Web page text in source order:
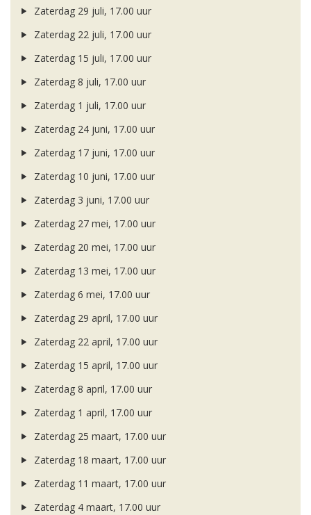
Zaterdag 29 juli, 17.00 uur
Zaterdag 22 juli, 17.00 uur
Zaterdag 15 juli, 17.00 uur
Zaterdag 8 juli, 17.00 uur
Zaterdag 1 juli, 17.00 uur
Zaterdag 24 juni, 17.00 uur
Zaterdag 17 juni, 17.00 uur
Zaterdag 10 juni, 17.00 uur
Zaterdag 3 juni, 17.00 uur
Zaterdag 27 mei, 17.00 uur
Zaterdag 20 mei, 17.00 uur
Zaterdag 13 mei, 17.00 uur
Zaterdag 6 mei, 17.00 uur
Zaterdag 29 april, 17.00 uur
Zaterdag 22 april, 17.00 uur
Zaterdag 15 april, 17.00 uur
Zaterdag 8 april, 17.00 uur
Zaterdag 1 april, 17.00 uur
Zaterdag 25 maart, 17.00 uur
Zaterdag 18 maart, 17.00 uur
Zaterdag 11 maart, 17.00 uur
Zaterdag 4 maart, 17.00 uur